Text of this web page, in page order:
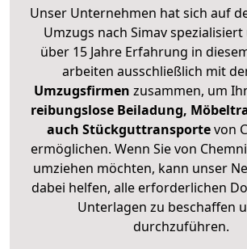
Unser Unternehmen hat sich auf
Umzugs nach Simav
über 15 Jahre Erfahrung in
arbeiten ausschließlich mit
Umzugsfirmen zusammen, um
reibungslose Beiladung,
auch Stückguttransportevon
ermöglichen. Wenn Sie von
umziehen möchten, kann unser
dabei helfen, alle erforderlichen
Unterlagen zu beschaffen
durchzuführen.